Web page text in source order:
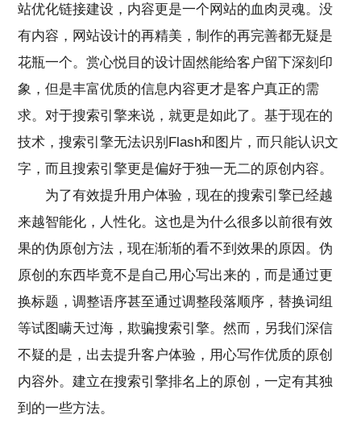
站优化链接建设，内容更是一个网站的血肉灵魂。没
有内容，网站设计的再精美，制作的再完善都无疑是
花瓶一个。赏心悦目的设计固然能给客户留下深刻印
象，但是丰富优质的信息内容更才是客户真正的需
求。对于搜索引擎来说，就更是如此了。基于现在的
技术，搜索引擎无法识别Flash和图片，而只能认识文
字，而且搜索引擎更是偏好于独一无二的原创内容。
为了有效提升用户体验，现在的搜索引擎已经越
来越智能化，人性化。这也是为什么很多以前很有效
果的伪原创方法，现在渐渐的看不到效果的原因。伪
原创的东西毕竟不是自己用心写出来的，而是通过更
换标题，调整语序甚至通过调整段落顺序，替换词组
等试图瞒天过海，欺骗搜索引擎。然而，另我们深信
不疑的是，出去提升客户体验，用心写作优质的原创
内容外。建立在搜索引擎排名上的原创，一定有其独
到的一些方法。